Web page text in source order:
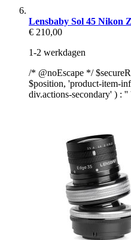
Lensbaby Sol 45 Nikon Z
€ 210,00
1-2 werkdagen
/* @noEscape */
$position, 'product-item-
div.actions-secondary' ) : ''